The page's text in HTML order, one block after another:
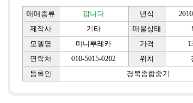
매매종류 팝니다 년식
제작사
기타 매물상태
모델명
미니뿌레카 가격
연락처
010-5015-0202 위치
등록인
경북종합중기